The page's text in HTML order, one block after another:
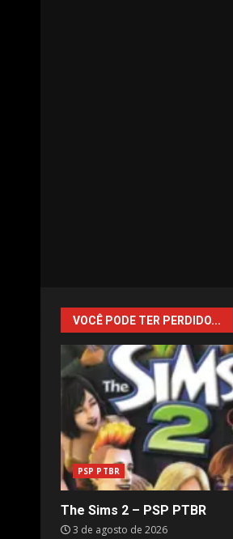
VOCÊ PODE TER PERDIDO...
PSP PTBR
The Sims 2 – PSP PTBR
3 de agosto de 2026